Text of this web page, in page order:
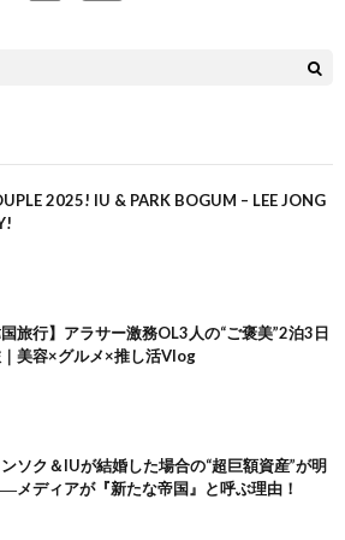
2025! IU & PARK BOGUM – LEE JONG
旅行】アラサー激務OL3人の“ご褒美”2泊3日
美容×グルメ×推し活Vlog
ソク＆IUが結婚した場合の“超巨額資産”が明
メディアが『新たな帝国』と呼ぶ理由！